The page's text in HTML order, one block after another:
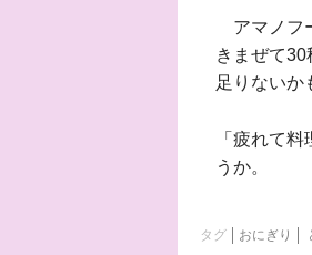
アマノフ
きまぜて
足りないか
「疲れて
うか。
タグ おにぎり